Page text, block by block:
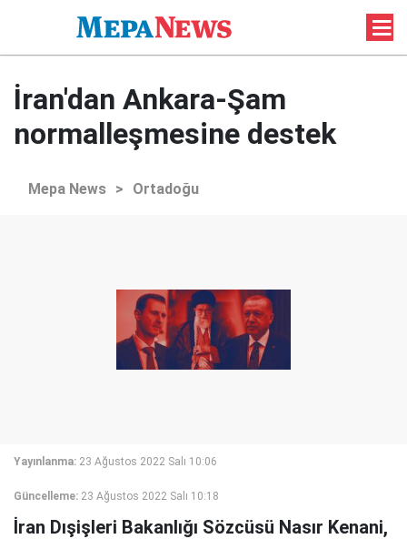
İran'dan Ankara-Şam
normalleşmesine destek
Mepa News > Ortadoğu
Yayınlanma: 23 Ağustos 2022 Salı 10:06
Güncelleme: 23 Ağustos 2022 Salı 10:18
İran Dışişleri Bakanlığı Sözcüsü Nasır Kenani,